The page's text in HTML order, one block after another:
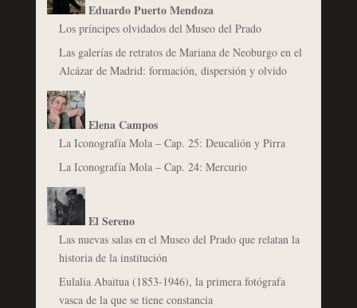
Eduardo Puerto Mendoza
Los príncipes olvidados del Museo del Prado
Las galerías de retratos de Mariana de Neoburgo en el
Alcázar de Madrid: formación, dispersión y olvido
Elena Campos
La Iconografía Mola – Cap. 25: Deucalión y Pirra
La Iconografía Mola – Cap. 24: Mercurio
El Sereno
Las nuevas salas en el Museo del Prado que relatan la
historia de la institución
Eulalia Abaitua (1853-1946), la primera fotógrafa
vasca de la que se tiene constancia